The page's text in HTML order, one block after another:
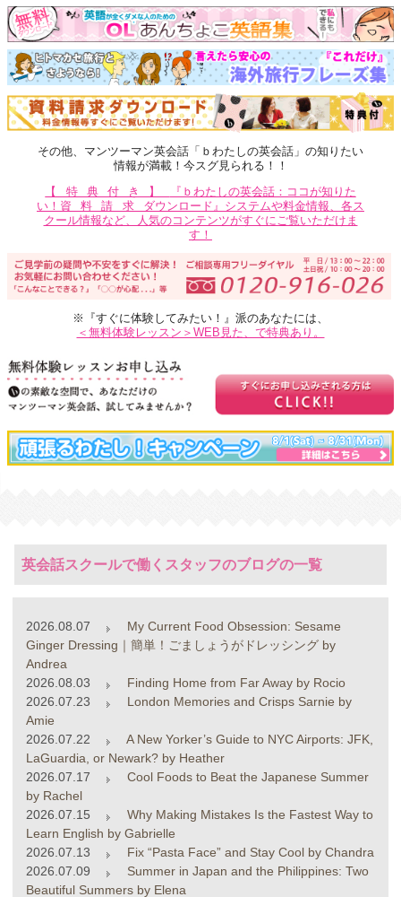
その他、マンツーマン英会話「ｂわたしの英会話」の知りたい
情報が満載！今スグ見られる！！
【特典付き】
『ｂわたしの英会話：ココが知りた
い！ 資料請求 ダウンロード』システムや料金情報、各ス
クール情報など、人気のコンテンツがすぐにご覧いただけま
す！
※『すぐに体験してみたい！』派のあなたには、
＜無料体験レッスン＞WEB見た、で特典あり。
英会話スクールで働くスタッフのブログの一覧
2026.08.07
My Current Food Obsession: Sesame
Ginger Dressing｜簡単！ごましょうがドレッシング by
Andrea
2026.08.03
Finding Home from Far Away by Rocio
2026.07.23
London Memories and Crisps Sarnie by
Amie
2026.07.22
A New Yorker’s Guide to NYC Airports: JFK,
LaGuardia, or Newark? by Heather
2026.07.17
Cool Foods to Beat the Japanese Summer
by Rachel
2026.07.15
Why Making Mistakes Is the Fastest Way to
Learn English by Gabrielle
2026.07.13
Fix “Pasta Face” and Stay Cool by Chandra
2026.07.09
Summer in Japan and the Philippines: Two
Beautiful Summers by Elena